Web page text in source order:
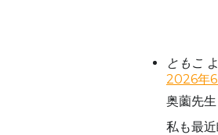
ともこ
2026年
奥薗先生
私も最